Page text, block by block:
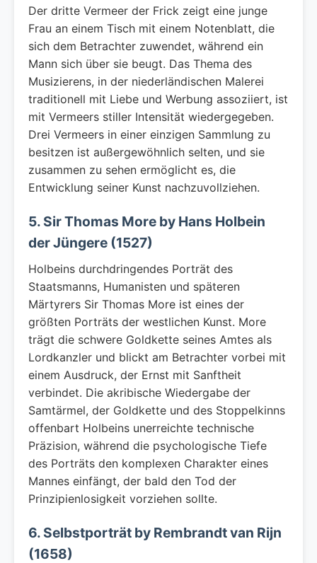
Der dritte Vermeer der Frick zeigt eine junge
Frau an einem Tisch mit einem Notenblatt, die
sich dem Betrachter zuwendet, während ein
Mann sich über sie beugt. Das Thema des
Musizierens, in der niederländischen Malerei
traditionell mit Liebe und Werbung assoziiert, ist
mit Vermeers stiller Intensität wiedergegeben.
Drei Vermeers in einer einzigen Sammlung zu
besitzen ist außergewöhnlich selten, und sie
zusammen zu sehen ermöglicht es, die
Entwicklung seiner Kunst nachzuvollziehen.
5. Sir Thomas More by Hans Holbein
der Jüngere (1527)
Holbeins durchdringendes Porträt des
Staatsmanns, Humanisten und späteren
Märtyrers Sir Thomas More ist eines der
größten Porträts der westlichen Kunst. More
trägt die schwere Goldkette seines Amtes als
Lordkanzler und blickt am Betrachter vorbei mit
einem Ausdruck, der Ernst mit Sanftheit
verbindet. Die akribische Wiedergabe der
Samtärmel, der Goldkette und des Stoppelkinns
offenbart Holbeins unerreichte technische
Präzision, während die psychologische Tiefe
des Porträts den komplexen Charakter eines
Mannes einfängt, der bald den Tod der
Prinzipienlosigkeit vorziehen sollte.
6. Selbstporträt by Rembrandt van Rijn
(1658)